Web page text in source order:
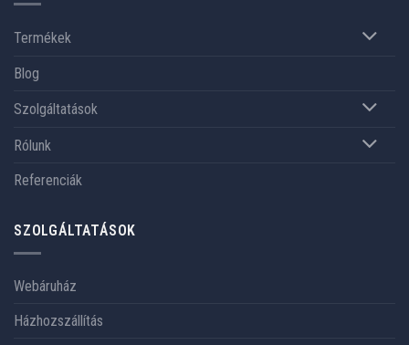
Termékek
Blog
Szolgáltatások
Rólunk
Referenciák
SZOLGÁLTATÁSOK
Webáruház
Házhozszállítás